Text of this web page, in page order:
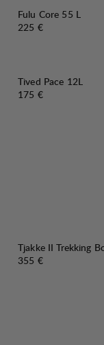
Fulu Core 55 L
Preis:
225 €
Tived Pace 12L
Preis:
175 €
Tjakke II Trekking
Preis:
355 €